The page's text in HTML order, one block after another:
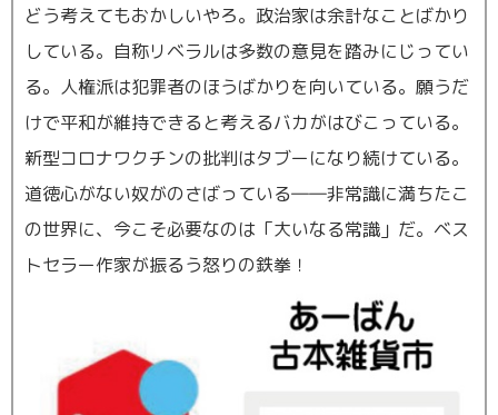
登戸店
賃貸管理センター（センター北店）
どう考えてもおかしいやろ。政治家は余計なことばかり
している。自称リベラルは多数の意見を踏みにじってい
る。人権派は犯罪者のほうばかりを向いている。願うだ
けで平和が維持できると考えるバカがはびこっている。
新型コロナワクチンの批判はタブーになり続けている。
道徳心がない奴がのさばっている――非常識に満ちたこ
の世界に、今こそ必要なのは「大いなる常識」だ。ベス
トセラー作家が振るう怒りの鉄拳！